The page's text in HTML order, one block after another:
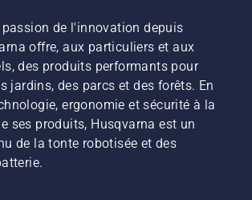
de l'innovation depuis
offre, aux particuliers et aux
des produits performants pour
jardins, des parcs et des forêts. En
ergonomie et sécurité à la
ses produits, Husqvarna est un
de la tonte robotisée et des